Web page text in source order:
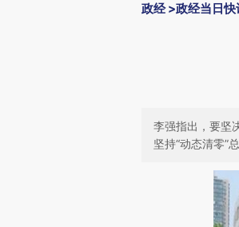
政经>政经当日快
李强指出，要坚
坚持“动态清零”